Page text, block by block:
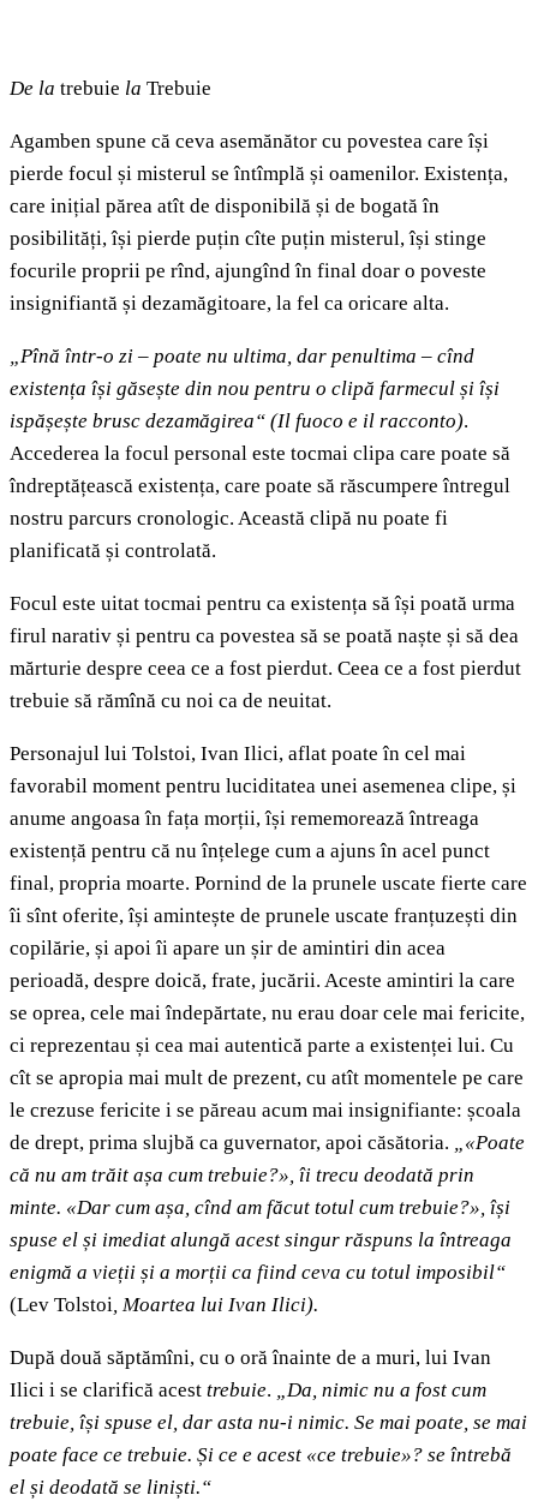
De la trebuie la Trebuie
Agamben spune că ceva asemănător cu povestea care își
pierde focul și misterul se întîmplă și oamenilor. Existența,
care inițial părea atît de disponibilă și de bogată în
posibilități, își pierde puțin cîte puțin misterul, își stinge
focurile proprii pe rînd, ajungînd în final doar o poveste
insignifiantă și dezamăgitoare, la fel ca oricare alta.
„Pînă într-o zi – poate nu ultima, dar penultima – cînd
existența își găsește din nou pentru o clipă farmecul și își
ispășește brusc dezamăgirea“ (Il fuoco e il racconto).
Accederea la focul personal este tocmai clipa care poate să
îndreptățească existența, care poate să răscumpere întregul
nostru parcurs cronologic. Această clipă nu poate fi
planificată și controlată.
Focul este uitat tocmai pentru ca existența să își poată urma
firul narativ și pentru ca povestea să se poată naște și să dea
mărturie despre ceea ce a fost pierdut. Ceea ce a fost pierdut
trebuie să rămînă cu noi ca de neuitat.
Personajul lui Tolstoi, Ivan Ilici, aflat poate în cel mai
favorabil moment pentru luciditatea unei asemenea clipe, și
anume angoasa în fața morții, își rememorează întreaga
existență pentru că nu înțelege cum a ajuns în acel punct
final, propria moarte. Pornind de la prunele uscate fierte care
îi sînt oferite, își amintește de prunele uscate franțuzești din
copilărie, și apoi îi apare un șir de amintiri din acea
perioadă, despre doică, frate, jucării. Aceste amintiri la care
se oprea, cele mai îndepărtate, nu erau doar cele mai fericite,
ci reprezentau și cea mai autentică parte a existenței lui. Cu
cît se apropia mai mult de prezent, cu atît momentele pe care
le crezuse fericite i se păreau acum mai insignifiante: școala
de drept, prima slujbă ca guvernator, apoi căsătoria. „«Poate
că nu am trăit așa cum trebuie?», îi trecu deodată prin
minte. «Dar cum așa, cînd am făcut totul cum trebuie?», își
spuse el și imediat alungă acest singur răspuns la întreaga
enigmă a vieții și a morții ca fiind ceva cu totul imposibil“
(Lev Tolstoi, Moartea lui Ivan Ilici).
După două săptămîni, cu o oră înainte de a muri, lui Ivan
Ilici i se clarifică acest trebuie. „Da, nimic nu a fost cum
trebuie, își spuse el, dar asta nu-i nimic. Se mai poate, se mai
poate face ce trebuie. Și ce e acest «ce trebuie»? se întrebă
el și deodată se liniști.“